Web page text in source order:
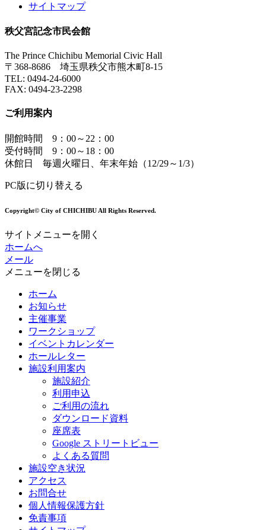
サイトマップ
秩父宮記念市民会館
The Prince Chichibu Memorial Civic Hall
〒368-8686 埼玉県秩父市熊木町8-15
TEL: 0494-24-6000
FAX: 0494-23-2298
ご利用案内
開館時間 9：00～22：00
受付時間 9：00～18：00
休館日 毎週火曜日、年末年始（12/29～1/3）
PC版に切り替える
Copyright© City of CHICHIBU All Rights Reserved.
サイトメニューを開く
ホームへ
メール
メニューを閉じる
ホーム
お知らせ
主催事業
ワークショップ
イベントカレンダー
ホールレター
施設利用案内
施設紹介
利用申込
ご利用の流れ
ダウンロード資料
座席表
Google ストリートビュー
よくある質問
施設空き状況
アクセス
お問合せ
個人情報保護方針
免責事項